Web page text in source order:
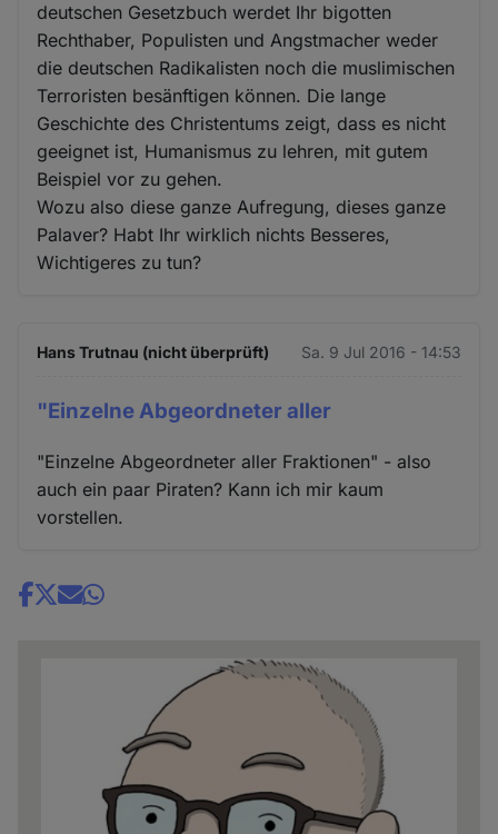
deutschen Gesetzbuch werdet Ihr bigotten
Rechthaber, Populisten und Angstmacher weder
die deutschen Radikalisten noch die muslimischen
Terroristen besänftigen können. Die lange
Geschichte des Christentums zeigt, dass es nicht
geeignet ist, Humanismus zu lehren, mit gutem
Beispiel vor zu gehen.
Wozu also diese ganze Aufregung, dieses ganze
Palaver? Habt Ihr wirklich nichts Besseres,
Wichtigeres zu tun?
Hans Trutnau (nicht überprüft) Sa. 9 Jul 2016 - 14:53
"Einzelne Abgeordneter aller
"Einzelne Abgeordneter aller Fraktionen" - also
auch ein paar Piraten? Kann ich mir kaum
vorstellen.
Share